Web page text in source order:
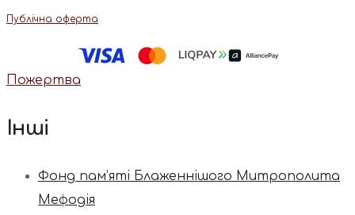
Публічна оферта
Пожертва
Інші
Фонд пам’яті Блаженнішого Митрополита
Мефодія